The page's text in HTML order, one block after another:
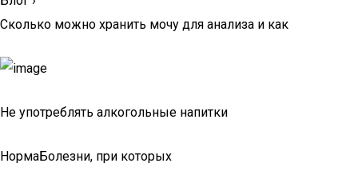
Сколько можно хранить мочу для анализа и как
Не употреблять алкогольные напитки
НормаБолезни, при которых